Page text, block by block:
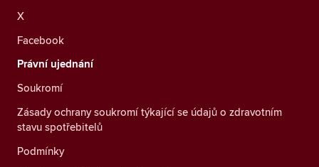
X
Facebook
Právní ujednání
Soukromí
Zásady ochrany soukromí týkající se údajů o zdravotním
stavu spotřebitelů
Podmínky